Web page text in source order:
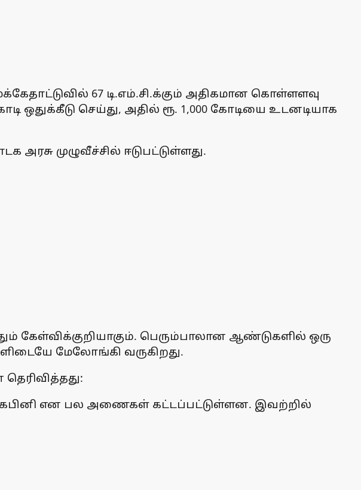
67 டி.எம்.சி.க்கும் அதிகமான கொள்ளளவு
செய்து, அதில் ரூ. 1,000 கோடியை உடனடியாக
முழுவீச்சில் ஈடுபட்டுள்ளது.
கேள்விக்குறியாகும். பெரும்பாலான ஆண்டுகளில் ஒரு
மேலோங்கி வருகிறது.
கபினி என பல அணைகள் கட்டப்பட்டுள்ளன. இவற்றில்